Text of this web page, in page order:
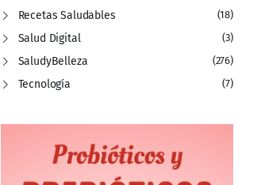
Recetas Saludables (18)
Salud Digital (3)
SaludyBelleza (276)
Tecnología (7)